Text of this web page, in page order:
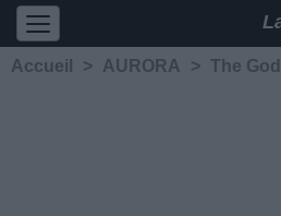
Accueil > AURORA > The